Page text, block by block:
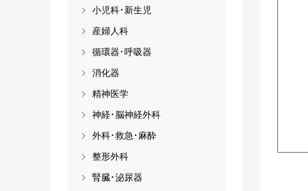
小児科･新生児
産婦人科
循環器･呼吸器
消化器
精神医学
神経･脳神経外科
外科･救急･麻酔
整形外科
腎臓･泌尿器